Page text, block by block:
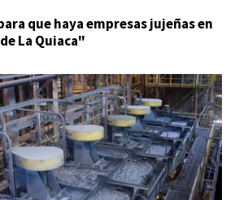
que haya empresas jujeñas en
La Quiaca"